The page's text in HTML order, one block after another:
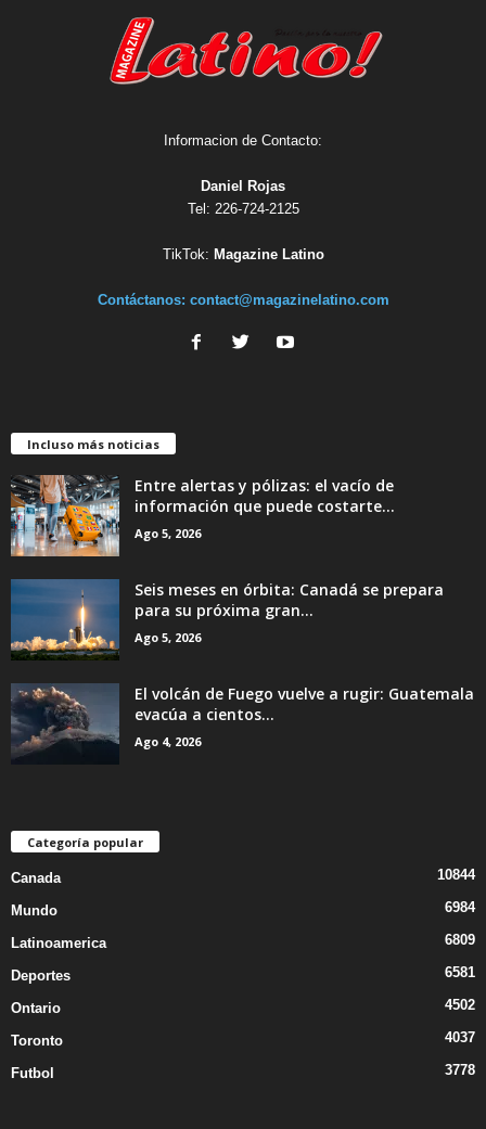
Informacion de Contacto:
Daniel Rojas
Tel: 226-724-2125
TikTok: Magazine Latino
Contáctanos: contact@magazinelatino.com
Incluso más noticias
Entre alertas y pólizas: el vacío de
información que puede costarte...
Ago 5, 2026
Seis meses en órbita: Canadá se prepara
para su próxima gran...
Ago 5, 2026
El volcán de Fuego vuelve a rugir: Guatemala
evacúa a cientos...
Ago 4, 2026
Categoría popular
Canada 10844
Mundo 6984
Latinoamerica 6809
Deportes 6581
Ontario 4502
Toronto 4037
Futbol 3778